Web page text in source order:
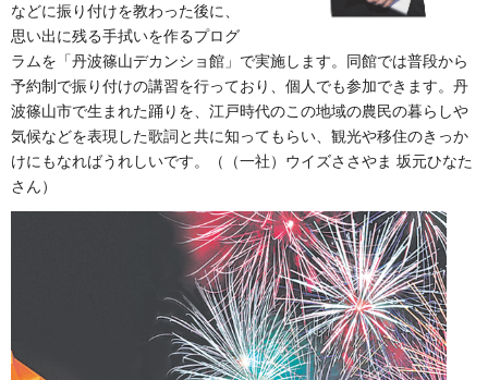
などに振り付けを教わった後に、
思い出に残る手拭いを作るプログ
ラムを「丹波篠山デカンショ館」で実施します。同館では普段から
予約制で振り付けの講習を行っており、個人でも参加できます。丹
波篠山市で生まれた踊りを、江戸時代のこの地域の農民の暮らしや
気候などを表現した歌詞と共に知ってもらい、観光や移住のきっか
けにもなればうれしいです。（（一社）ウイズささやま 坂元ひなた
さん）